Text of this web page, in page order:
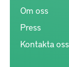
Om oss
Press
Kontakta oss